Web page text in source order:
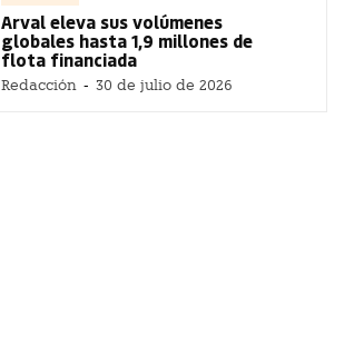
Arval eleva sus volúmenes
globales hasta 1,9 millones de
flota financiada
Redacción - 30 de julio de 2026